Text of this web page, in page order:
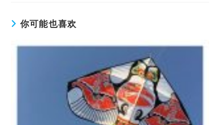
你可能也喜欢